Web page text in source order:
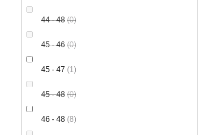
44 - 48 0
45 - 46 0
45 - 47 1
45 - 48 0
46 - 48 8